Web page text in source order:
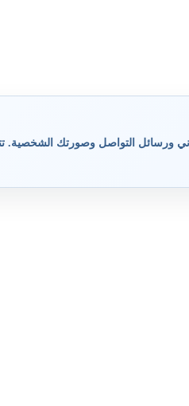
ورسائل التواصل وصورتك الشخصية.